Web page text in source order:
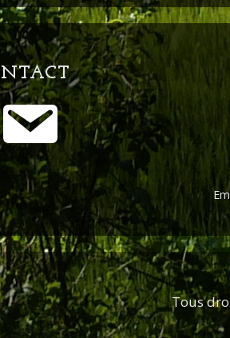
Tous